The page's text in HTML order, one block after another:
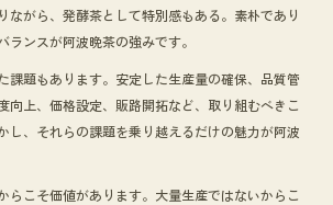
ながら、発酵茶として特別感もある。素朴であり
ランスが阿波晩茶の強みです。
課題もあります。安定した生産量の確保、品質管
向上、価格設定、販路開拓など、取り組むべきこ
し、それらの課題を乗り越えるだけの魅力が阿波
らこそ価値があります。大量生産ではないからこ